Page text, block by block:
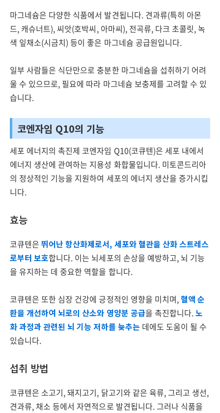
마그네슘은 다양한 식품에서 발견됩니다. 견과류(특히 아몬
드, 캐슈너트), 씨앗(호박씨, 아마씨), 전곡류, 다크 초콜릿, 녹
색 잎채소(시금치) 등이 좋은 마그네슘 공급원입니다.
일부 사람들은 식단만으로 충분한 마그네슘을 섭취하기 어려
울 수 있으므로, 필요에 따라 마그네슘 보충제를 고려할 수 있
습니다.
코엔자임 Q10의 기능
세포 에너지의 촉진제 코엔자임 Q10(코큐텐)은 세포 내에서
에너지 생산에 관여하는 지용성 화합물입니다. 미토콘드리아
의 정상적인 기능을 지원하여 세포의 에너지 생산을 증가시킵
니다.
효능
코큐텐은뛰어난 항산화제로서, 세포와 혈관을 산화 스트레스
로부터 보호합니다. 이는 뇌세포의 손상을 예방하고, 뇌 기능
을 유지하는 데 중요한 역할을 합니다.
코큐텐은 또한 심장 건강에 긍정적인 영향을 미치며, 혈액 순
환을 개선하여 뇌로의 산소와 영양분 공급을 촉진합니다.노
화 과정과 관련된 뇌 기능 저하를 늦추는 데에도 도움이 될 수
있습니다.
섭취 방법
코큐텐은 소고기, 돼지고기, 닭고기와 같은 육류, 그리고 생선,
견과류, 채소 등에서 자연적으로 발견됩니다. 그러나 식품을